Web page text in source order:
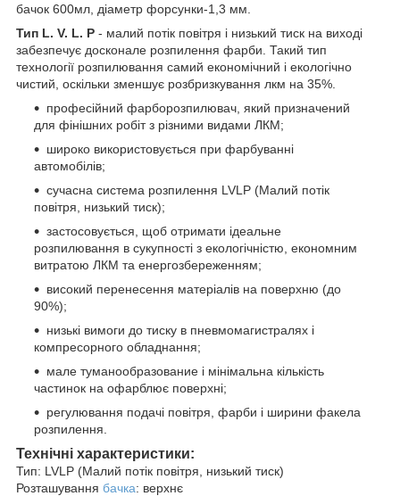
бачок 600мл, діаметр форсунки-1,3 мм.
Тип L. V. L. P - малий потік повітря і низький тиск на виході
забезпечує досконале розпилення фарби. Такий тип
технології розпилювання самий економічний і екологічно
чистий, оскільки зменшує розбризкування лкм на 35%.
професійний фарборозпилювач, який призначений
для фінішних робіт з різними видами ЛКМ;
широко використовується при фарбуванні
автомобілів;
сучасна система розпилення LVLP (Малий потік
повітря, низький тиск);
застосовується, щоб отримати ідеальне
розпилювання в сукупності з екологічністю, економним
витратою ЛКМ та енергозбереженням;
високий перенесення матеріалів на поверхню (до
90%);
низькі вимоги до тиску в пневмомагистралях і
компресорного обладнання;
мале туманообразование і мінімальна кількість
частинок на офарблює поверхні;
регулювання подачі повітря, фарби і ширини факела
розпилення.
Технічні характеристики:
Тип: LVLP (Малий потік повітря, низький тиск)
Розташування бачка: верхнє